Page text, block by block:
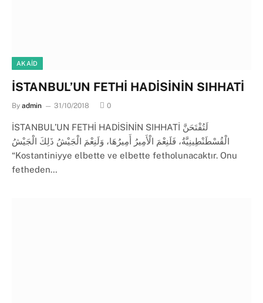
AKAID
İSTANBUL’UN FETHİ HADİSİNİN SIHHATİ
By admin 31/10/2018 0
İSTANBUL’UN FETHİ HADİSİNİN SIHHATİ لَتُفْتَحَنَّ
الْقُسْطَنْطِينِيَّةُ، فَلَنِعْمَ الْأَمِيرُ أَمِيرُهَا، وَلَنِعْمَ الْجَيْشُ ذَلِكَ الْجَيْشُ
“Kostantiniyye elbette ve elbette fetholunacaktır. Onu
fetheden…